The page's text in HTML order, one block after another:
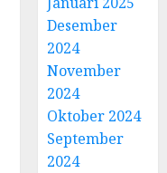
Desember
2024
November
2024
Oktober 2024
September
2024